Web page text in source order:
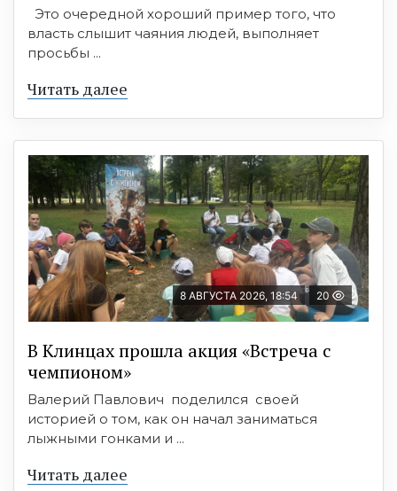
Это очередной хороший пример того, что
власть слышит чаяния людей, выполняет
просьбы ...
Читать далее
8 АВГУСТА 2026, 18:54 20
В Клинцах прошла акция «Встреча с
чемпионом»
Валерий Павлович поделился своей
историей о том, как он начал заниматься
лыжными гонками и ...
Читать далее